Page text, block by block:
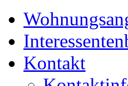
Kontakt